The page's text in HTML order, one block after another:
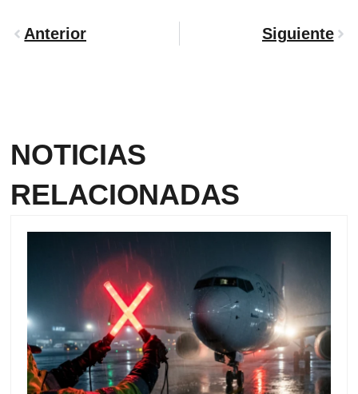
Anterior Siguiente
NOTICIAS
RELACIONADAS